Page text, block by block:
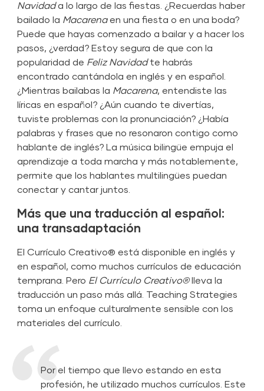
Navidada lo largo de las fiestas. ¿Recuerdas haber
bailado la Macarenaen una fiesta o en una boda?
Puede que hayas comenzado a bailar y a hacer los
pasos, ¿verdad? Estoy segura de que con la
popularidad de Feliz Navidadte habrás
encontrado cantándola en inglés y en español.
¿Mientras bailabas la Macarena, entendiste las
líricas en español? ¿Aún cuando te divertías,
tuviste problemas con la pronunciación? ¿Había
palabras y frases que no resonaron contigo como
hablante de inglés? La música bilingüe empuja el
aprendizaje a toda marcha y más notablemente,
permite que los hablantes multilingües puedan
conectar y cantar juntos.
Más que una traducción al español:
una transadaptación
El Currículo Creativo® está disponible en inglés y
en español, como muchos currículos de educación
temprana. Pero El Currículo Creativo®lleva la
traducción un paso más allá. Teaching Strategies
toma un enfoque culturalmente sensible con los
materiales del currículo.
Por el tiempo que llevo estando en esta
profesión, he utilizado muchos currículos. Este